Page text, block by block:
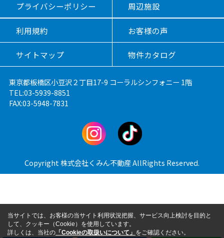
プライバシーポリシー 周辺施設
利用規約 お客様の声
サイトマップ 物件カタログ
東京都板橋区小豆沢２丁目17-9 コーラルシンフォニー 1階
TEL:03-5939-8851
FAX:03-5948-7831
Copyright 株式会社くみん不動産 AllRights Reserved.
当サイトでは、お客様の当サイト利用状況把握、サービス向上検討を目的と
して、クッキー（Cookie）を使用しています。
詳しくは、当社の 「Cookieの取扱いについて」 をご確認ください。